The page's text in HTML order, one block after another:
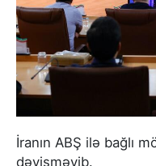
İranın ABŞ ilə bağlı
dəyişməyib.